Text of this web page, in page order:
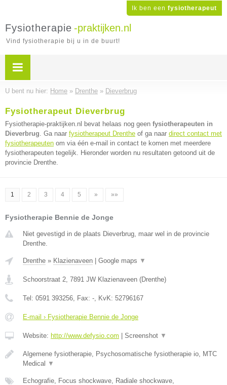
Ik ben een fysiotherapeut
Fysiotherapie -praktijken.nl
Vind fysiotherapie bij u in de buurt!
U bent nu hier: Home » Drenthe » Dieverbrug
Fysiotherapeut Dieverbrug
Fysiotherapie-praktijken.nl bevat helaas nog geen fysiotherapeuten in
Dieverbrug. Ga naar fysiotherapeut Drenthe of ga naar direct contact met
fysiotherapeuten om via één e-mail in contact te komen met meerdere
fysiotherapeuten tegelijk. Hieronder worden nu resultaten getoond uit de
provincie Drenthe.
1 2 3 4 5 » »»
Fysiotherapie Bennie de Jonge
Niet gevestigd in de plaats Dieverbrug, maar wel in de provincie
Drenthe.
Drenthe » Klazienaveen Google maps ▼
Schoorstraat 2, 7891 JW Klazienaveen (Drenthe)
Tel: 0591 393256, Fax: -, KvK: 52796167
E-mail › Fysiotherapie Bennie de Jonge
Website: http://www.defysio.com Screenshot ▼
Algemene fysiotherapie, Psychosomatische fysiotherapie io, MTC
Medical
▼
Echografie, Focus shockwave, Radiale shockwave,